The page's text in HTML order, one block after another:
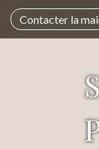
Contacter la